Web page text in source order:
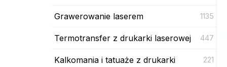
Grawerowanie laserem 1135
Termotransfer z drukarki laserowej 447
Kalkomania i tatuaże z drukarki
221